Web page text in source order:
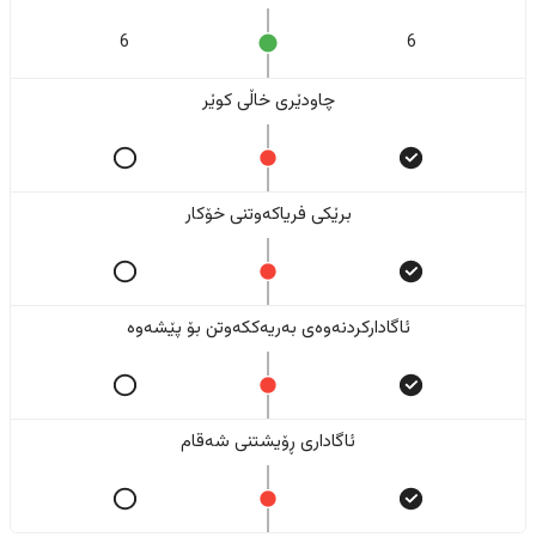
6
6
چاودێری خاڵی کوێر
برێکی فریاکەوتنی خۆکار
ئاگادارکردنەوەی بەریەککەوتن بۆ پێشەوە
ئاگاداری ڕۆیشتنی شەقام